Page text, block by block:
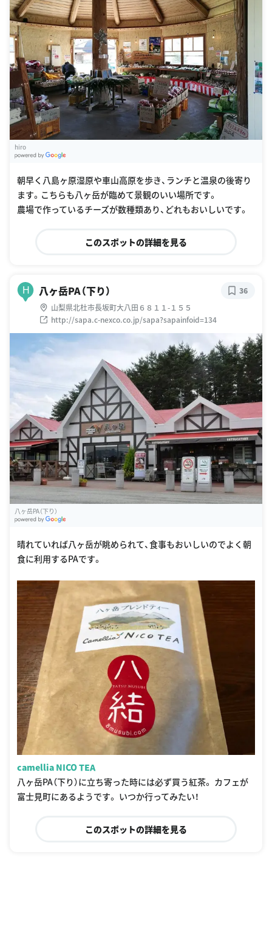
hiro
朝早く八島ヶ原湿原や車山高原を歩き、ランチと温泉の後寄り
ます。こちらも八ヶ岳が臨めて景観のいい場所です。
農場で作っているチーズが数種類あり、どれもおいしいです。
このスポットの詳細を見る
H 八ヶ岳PA（下り）
山梨県北杜市長坂町大八田６８１１-１５５
http://sapa.c-nexco.co.jp/sapa?sapainfoid=134
36
八ヶ岳PA（下り）
晴れていれば八ヶ岳が眺められて、食事もおいしいのでよく朝
食に利用するPAです。
camellia NICO TEA
八ヶ岳PA（下り）に立ち寄った時には必ず買う紅茶。 カフェが
富士見町にあるようです。 いつか行ってみたい！
このスポットの詳細を見る